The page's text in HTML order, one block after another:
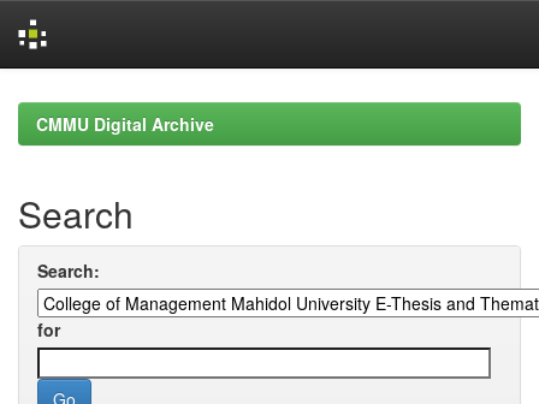
navigationCMMU Digital Archive
Search
Search:
for